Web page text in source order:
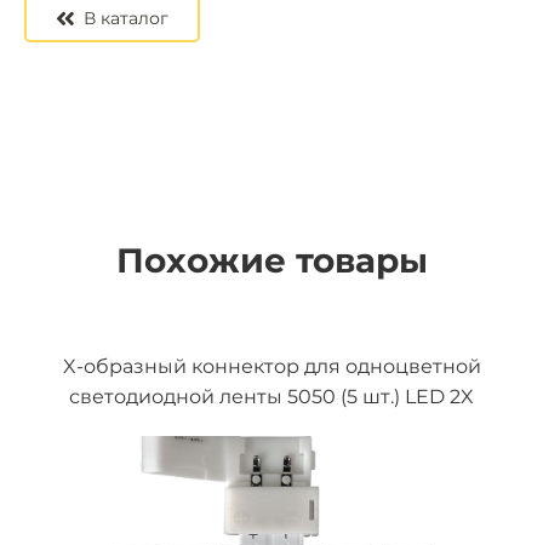
В каталог
Похожие товары
X-образный коннектор для одноцветной
светодиодной ленты 5050 (5 шт.) LED 2X